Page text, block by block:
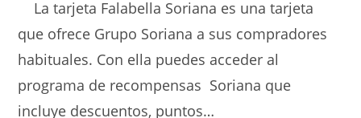
La tarjeta Falabella Soriana es una tarjeta
que ofrece Grupo Soriana a sus compradores
habituales. Con ella puedes acceder al
programa de recompensas Soriana que
incluye descuentos, puntos…